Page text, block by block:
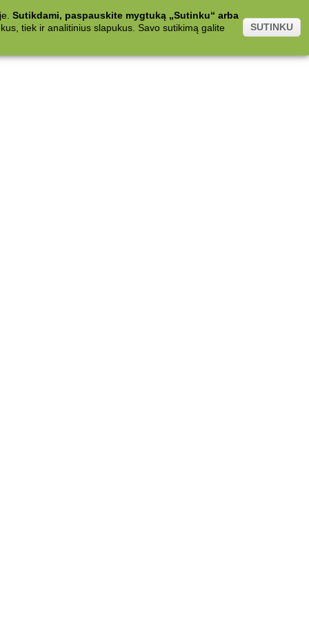
Sutikdami, paspauskite mygtuką „Sutinku“ arba
tiek ir analitinius slapukus. Savo sutikimą galite
SUTINKU